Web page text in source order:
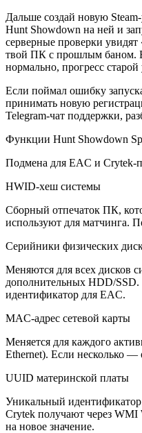
Дальше создай новую
Hunt Showdown на ней и
серверные проверки
твой ПК с прошлым баном.
нормально, прогресс старой
Если поймал ошибку
принимать новую
Telegram-чат поддержки,
Функции Hunt Showdown
Подмена для EAC и Crytek-
HWID-хеш системы
Сборный отпечаток ПК,
используют для матчинга.
Серийники физических
Меняются для всех дисков
дополнительных HDD/
идентификатор для EAC.
MAC-адрес сетевой карты
Меняется для каждого
Ethernet). Если несколько —
UUID материнской платы
Уникальный
Crytek получают через WMI
на новое значение.